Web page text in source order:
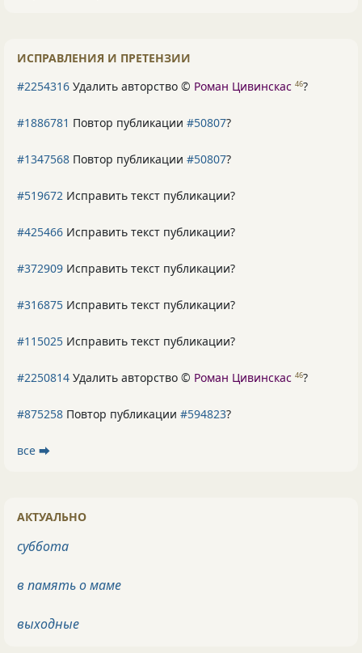
ИСПРАВЛЕНИЯ И ПРЕТЕНЗИИ
#2254316 Удалить авторство © Роман Цивинскас 46?
#1886781 Повтор публикации #50807?
#1347568 Повтор публикации #50807?
#519672 Исправить текст публикации?
#425466 Исправить текст публикации?
#372909 Исправить текст публикации?
#316875 Исправить текст публикации?
#115025 Исправить текст публикации?
#2250814 Удалить авторство © Роман Цивинскас 46?
#875258 Повтор публикации #594823?
все ⮕
АКТУАЛЬНО
суббота
в память о маме
выходные